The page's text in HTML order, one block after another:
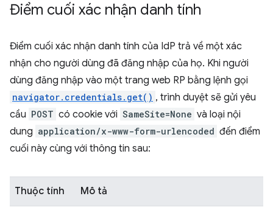
Điểm cuối xác nhận danh tính
Điểm cuối xác nhận danh tính của IdP trả về một xác
nhận cho người dùng đã đăng nhập của họ. Khi người
dùng đăng nhập vào một trang web RP bằng lệnh gọi
navigator.credentials.get() , trình duyệt sẽ gửi yêu
cầu POST có cookie với SameSite=None và loại nội
dung application/x-www-form-urlencoded đến điểm
cuối này cùng với thông tin sau:
Thuộc tính Mô tả